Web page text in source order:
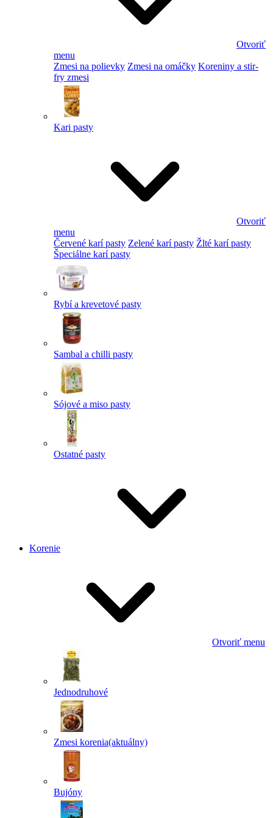
Otvoriť
menu
Zmesi na polievky Zmesi na omáčky Koreniny a stir-
fry zmesi
Kari pasty
Otvoriť
menu
Červené karí pasty Zelené karí pasty Žlté karí pasty
Špeciálne karí pasty
Rybí a krevetové pasty
Sambal a chilli pasty
Sójové a miso pasty
Ostatné pasty
Korenie
Otvoriť menu
Jednodruhové
Zmesi korenia(aktuálny)
Bujóny